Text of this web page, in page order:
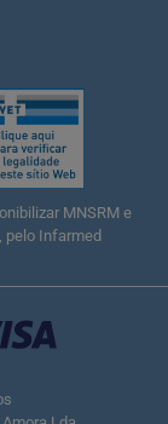
MNSRM e
pelo Infarmed